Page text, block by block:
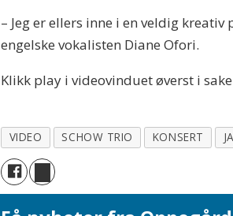
– Jeg er ellers inne i en veldig
engelske vokalisten Diane Ofori.
Klikk play i videovinduet øverst i
VIDEO SCHOW TRIO KONSERT